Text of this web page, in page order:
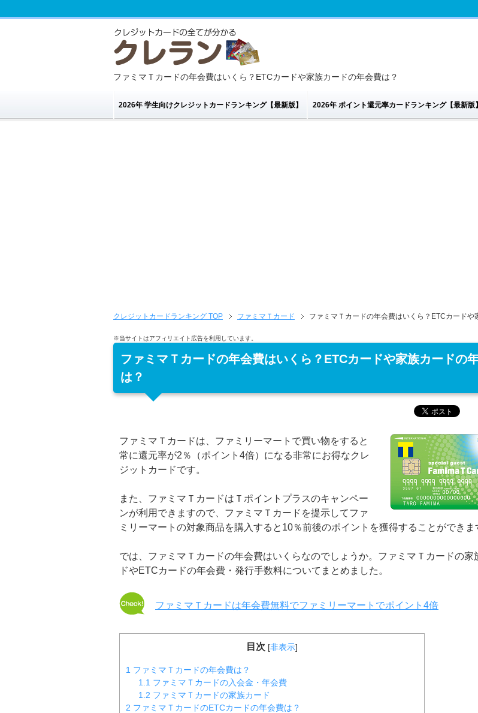
ファミマＴカードの年会費はいくら？ETCカードや家族カードの年会費は？
2026年 学生向けクレジットカードランキング【最新版】 2026年 ポイント還元率カードランキング【最新版】
クレジットカードランキング TOP ファミマＴカード ファミマＴカードの年会費はいくら？ETCカードや
※当サイトはアフィリエイト広告を利用しています。
ファミマＴカードの年会費はいくら？ETCカードや家族カードの
は？
ファミマＴカードは、ファミリーマートで買い物をすると
常に還元率が2％（ポイント4倍）になる非常にお得なクレ
ジットカードです。
また、ファミマＴカードはＴポイントプラスのキャンペー
ンが利用できますので、ファミマＴカードを提示してファ
ミリーマートの対象商品を購入すると10％前後のポイントを獲得することができま
では、ファミマＴカードの年会費はいくらなのでしょうか。ファミマＴカードの家
ドやETCカードの年会費・発行手数料についてまとめました。
ファミマＴカードは年会費無料でファミリーマートでポイント4倍
目次 [非表示]
1 ファミマＴカードの年会費は？
1.1 ファミマＴカードの入会金・年会費
1.2 ファミマＴカードの家族カード
2 ファミマＴカードのETCカードの年会費は？